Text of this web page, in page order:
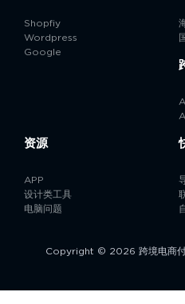
Shopfiy
Wordpress
Google
资源
APP
设计类工具
电脑问题
Copyright © 2026 跨境电商付